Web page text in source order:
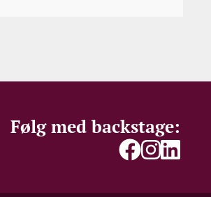
Følg med backstage: